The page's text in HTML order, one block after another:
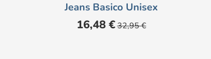
Jeans Basico Unisex
Prezzo
16,48 € Prezzo
base
32,95 €